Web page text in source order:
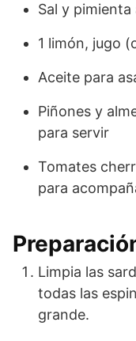
Sal y pimienta
1 limón, jugo
Aceite para
Piñones y
para servir
Tomates
para
Limpia las
todas las
grande.